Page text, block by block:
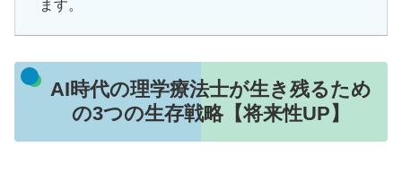
ます。
AI時代の理学療法士が生き残るため
の3つの生存戦略【将来性UP】